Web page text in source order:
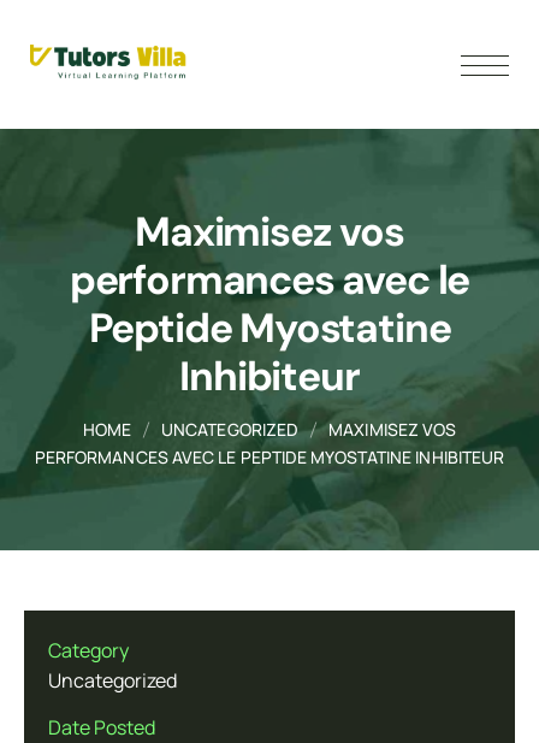
Maximisez vos
performances avec le
Peptide Myostatine
Inhibiteur
HOME UNCATEGORIZED
MAXIMISEZ VOS
PERFORMANCES AVEC LE PEPTIDE MYOSTATINE INHIBITEUR
Category
Uncategorized
Date Posted